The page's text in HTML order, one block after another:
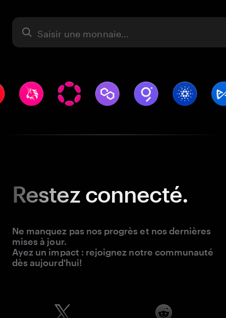
Actifs
Restezconnecté.
Ne manquez pas nos progrès et nos dernières
mises à jour.
Ayez un impact : rejoignez notre communauté
dès aujourd'hui!